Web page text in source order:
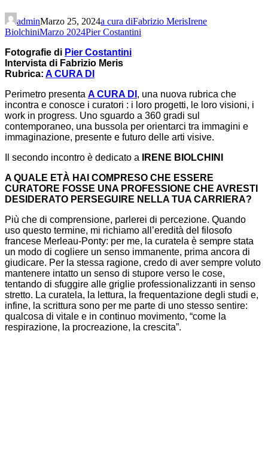
adminMarzo 25, 2024a cura diFabrizio MerisIrene
BiolchiniMarzo 2024Pier Costantini
Fotografie di Pier Costantini
Intervista di Fabrizio Meris
Rubrica: A CURA DI
Perimetro presenta A CURA DI , una nuova rubrica che
incontra e conosce i curatori : i loro progetti, le loro visioni, i
work in progress. Uno sguardo a 360 gradi sul
contemporaneo, una bussola per orientarci tra immagini e
immaginazione, presente e futuro delle arti visive.
Il secondo incontro è dedicato a
IRENE BIOLCHINI
A QUALE ETÀ HAI COMPRESO CHE ESSERE
CURATORE FOSSE UNA PROFESSIONE CHE AVRESTI
DESIDERATO PERSEGUIRE NELLA TUA CARRIERA?
Più che di comprensione, parlerei di percezione. Quando
uso questo termine, mi richiamo all’eredità del filosofo
francese Merleau-Ponty: per me, la curatela è sempre stata
un modo di cogliere un senso immanente, prima ancora di
giudicare. Per la stessa ragione, credo di aver sempre voluto
mantenere intatto un senso di stupore verso le cose,
tentando di sfuggire alle griglie professionalizzanti in senso
stretto. La curatela, la lettura, la frequentazione degli studi e,
infine, la scrittura sono per me parte di uno stesso sentire:
qualcosa di vitale e in continuo movimento, “come la
respirazione, la procreazione, la crescita”.